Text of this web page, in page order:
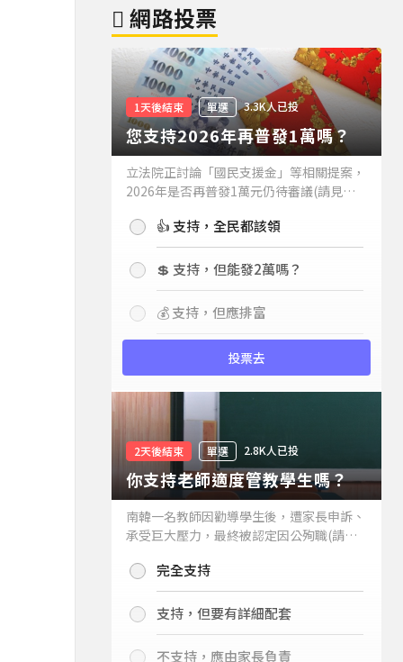
網路投票
1天後結束 單選 3.3K人已投
您支持2026年再普發1萬嗎？
立法院正討論「國民支援金」等相關提案，
2026年是否再普發1萬元仍待審議(請見下
持嗎？👍 支持，全民都該領
💲 支持，但能發2萬嗎？
💰 支持，但應排富
投票去
2天後結束 單選 2.8K人已投
你支持老師適度管教學生嗎？
南韓一名教師因勸導學生後，遭家長申訴、
承受巨大壓力，最終被認定因公殉職(請見
你支持老師適度管教學生嗎？
完全支持
支持，但要有詳細配套
不支持，應由家長負責